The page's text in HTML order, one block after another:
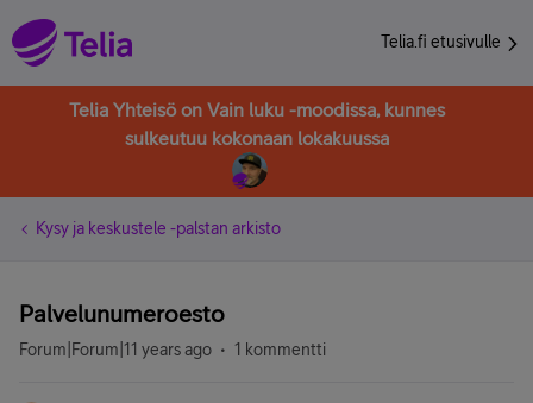
Telia.fi etusivulle
Telia Yhteisö on Vain luku -moodissa, kunnes
sulkeutuu kokonaan lokakuussa
Kysy ja keskustele -palstan arkisto
Palvelunumeroesto
Forum|Forum|11 years ago 1 kommentti